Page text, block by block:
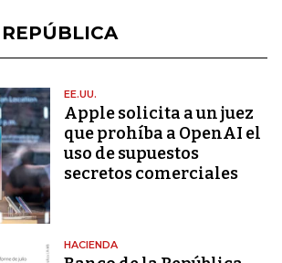
EE.UU.
Apple solicita a un juez
que prohíba a OpenAI el
uso de supuestos
secretos comerciales
HACIENDA